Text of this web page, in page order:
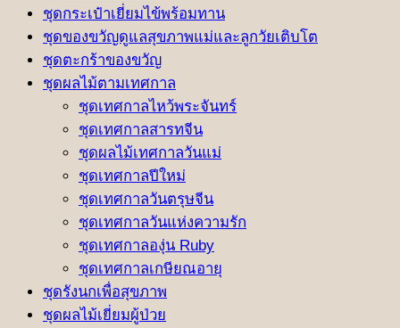
ชุดกระเป๋าเยี่ยมไข้พร้อมทาน
ชุดของขวัญดูแลสุขภาพแม่และลูกวัยเติบโต
ชุดตะกร้าของขวัญ
ชุดผลไม้ตามเทศกาล
ชุดเทศกาลไหว้พระจันทร์
ชุดเทศกาลสารทจีน
ชุดผลไม้เทศกาลวันแม่
ชุดเทศกาลปีใหม่
ชุดเทศกาลวันตรุษจีน
ชุดเทศกาลวันแห่งความรัก
ชุดเทศกาลองุ่น Ruby
ชุดเทศกาลเกษียณอายุ
ชุดรังนกเพื่อสุขภาพ
ชุดผลไม้เยี่ยมผู้ป่วย